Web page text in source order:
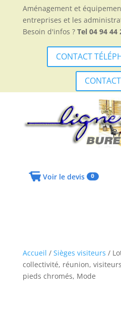
Aménagement et
entreprises et les
Besoin d'infos ? Tel 04 94 44
CONTACT
Voir le devis 0
Accueil / Sièges visiteurs /
collectivité, réunion,
pieds chromés, Mode